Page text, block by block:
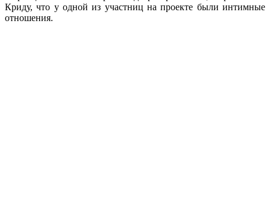
Криду, что у одной из участниц на проекте были интимные
отношения.